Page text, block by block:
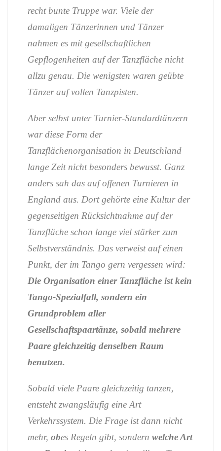
recht bunte Truppe war. Viele der
damaligen Tänzerinnen und Tänzer
nahmen es mitgesellschaftlichen
Gepflogenheiten aufder Tanzfläche nicht
allzu genau. Die wenigsten waren geübte
Tänzeraufvollen Tanzpisten.
Aberselbst unter Turnier-Standardtänzern
wardiese Form der
Tanzflächenorganisation in Deutschland
lange Zeit nicht besonders bewusst. Ganz
anders sah das aufoffenen Turnieren in
England aus. Dortgehörte eine Kulturder
gegenseitigen Rücksichtnahme aufder
Tanzfläche schon lange viel stärkerzum
Selbstverständnis. Das verweistaufeinen
Punkt, der im Tango gern vergessen wird:
Die Organisation einer Tanzfläche istkein
Tango-Spezialfall, sondern ein
Grundproblem aller
Gesellschaftspaartänze, sobald mehrere
Paare gleichzeitig denselben Raum
benutzen.
Sobald viele Paare gleichzeitig tanzen,
entstehtzwangsläufig eine Art
Verkehrssystem. Die Frage istdann nicht
mehr, obes Regeln gibt, sondern welcheArt